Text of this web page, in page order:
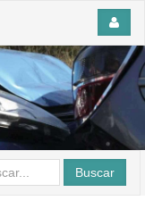
Buscar